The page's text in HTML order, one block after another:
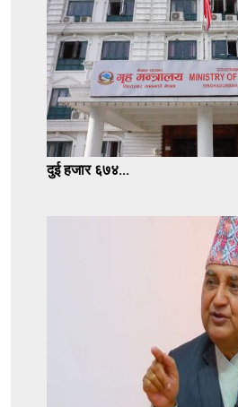
दुई हजार ६७४...